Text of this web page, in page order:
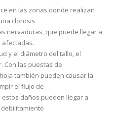
en las zonas donde realizan
clorosis
nervaduras, que puede llegar a
afectadas.
y el diámetro del tallo, el
Con las puestas de
también pueden causar la
el flujo de
daños pueden llegar a